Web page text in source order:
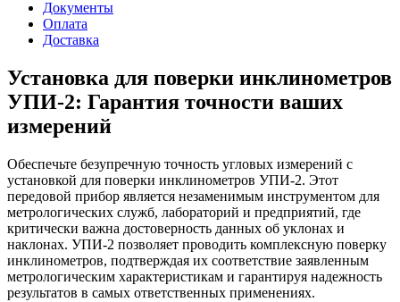
Документы
Оплата
Доставка
Установка для поверки инклинометров
УПИ-2: Гарантия точности ваших
измерений
Обеспечьте безупречную точность угловых измерений с
установкой для поверки инклинометров УПИ-2. Этот
передовой прибор является незаменимым инструментом для
метрологических служб, лабораторий и предприятий, где
критически важна достоверность данных об уклонах и
наклонах. УПИ-2 позволяет проводить комплексную поверку
инклинометров, подтверждая их соответствие заявленным
метрологическим характеристикам и гарантируя надежность
результатов в самых ответственных применениях.